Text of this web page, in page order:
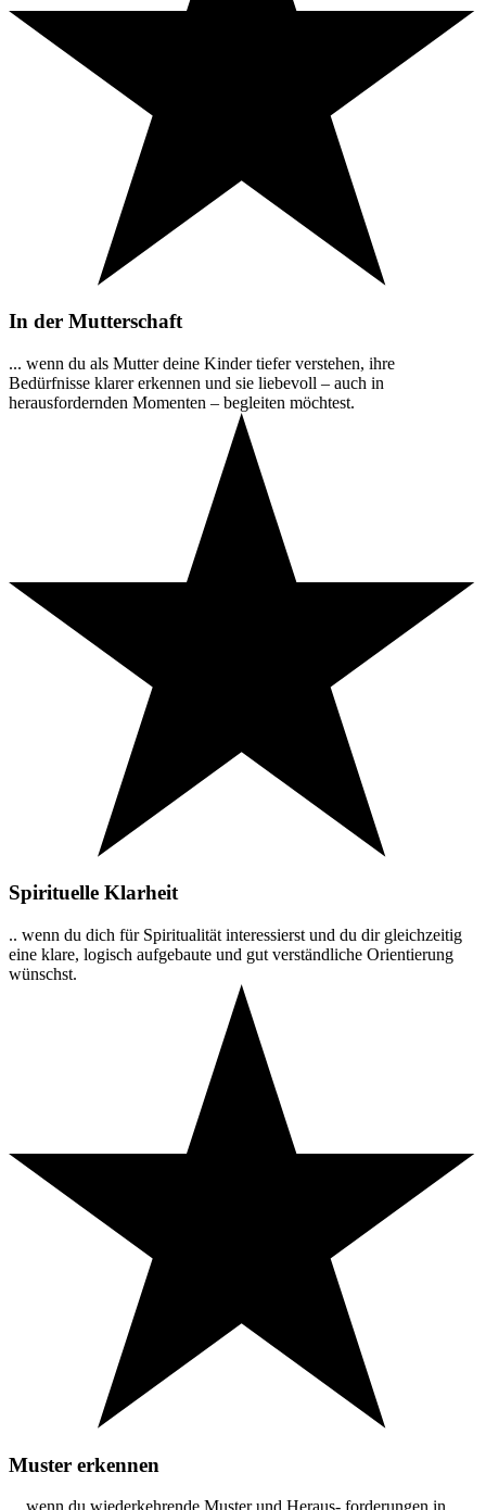
In der Mutterschaft
... wenn du als Mutter deine Kinder tiefer verstehen, ihre
Bedürfnisse klarer erkennen und sie liebevoll – auch in
herausfordernden Momenten – begleiten möchtest.
Spirituelle Klarheit
.. wenn du dich für Spiritualität interessierst und du dir gleichzeitig
eine klare, logisch aufgebaute und gut verständliche Orientierung
wünschst.
Muster erkennen